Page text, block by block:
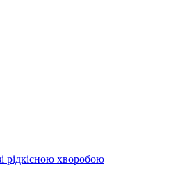
рідкісною хворобою